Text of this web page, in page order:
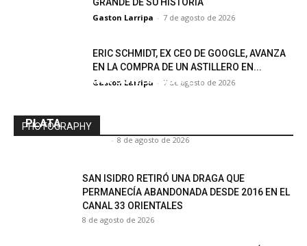
Gaston Larripa - 7 de agosto de 2026
ERIC SCHMIDT, EX CEO DE GOOGLE, AVANZA
EN LA COMPRA DE UN ASTILLERO EN...
Gaston Larripa - 7 de agosto de 2026
PHOTOGRAPHY
FIN DE SEMANA CON BAJANTE Y
PLATA
- 8 de agosto de 2026
SAN ISIDRO RETIRÓ UNA DRAGA QUE
PERMANECÍA ABANDONADA DESDE 2016 EN EL
CANAL 33 ORIENTALES
8 de agosto de 2026